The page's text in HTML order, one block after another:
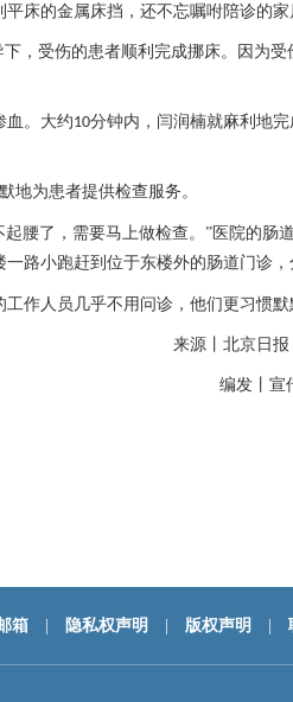
床的金属床挡，还不忘嘱咐陪诊的
，受伤的患者顺利完成挪床。因为
血。大约10分钟内，闫润楠就麻利地
为患者提供检查服务。
腰了，需要马上做检查。”医院的肠
路小跑赶到位于东楼外的肠道门诊，
工作人员几乎不用问诊，他们更习惯
来源丨北京日报
编发丨 宣
箱 隐私权声明 版权声明